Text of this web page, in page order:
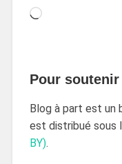
Pour
Blog à part est un
est distribué sous
BY).